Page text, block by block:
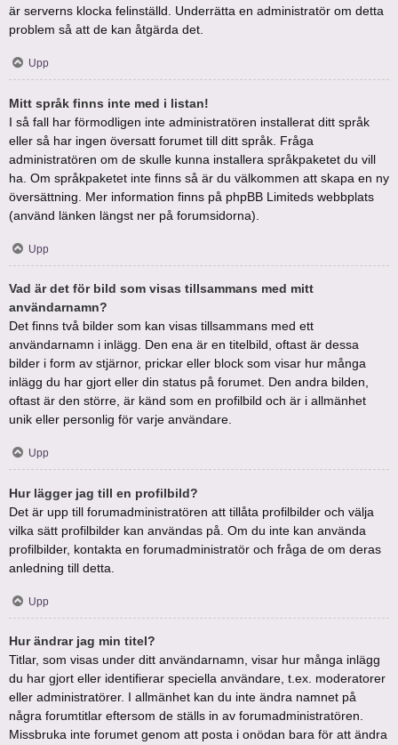
är serverns klocka felinställd. Underrätta en administratör om detta
problem så att de kan åtgärda det.
Upp
Mitt språk finns inte med i listan!
I så fall har förmodligen inte administratören installerat ditt språk
eller så har ingen översatt forumet till ditt språk. Fråga
administratören om de skulle kunna installera språkpaketet du vill
ha. Om språkpaketet inte finns så är du välkommen att skapa en ny
översättning. Mer information finns på phpBB Limiteds webbplats
(använd länken längst ner på forumsidorna).
Upp
Vad är det för bild som visas tillsammans med mitt
användarnamn?
Det finns två bilder som kan visas tillsammans med ett
användarnamn i inlägg. Den ena är en titelbild, oftast är dessa
bilder i form av stjärnor, prickar eller block som visar hur många
inlägg du har gjort eller din status på forumet. Den andra bilden,
oftast är den större, är känd som en profilbild och är i allmänhet
unik eller personlig för varje användare.
Upp
Hur lägger jag till en profilbild?
Det är upp till forumadministratören att tillåta profilbilder och välja
vilka sätt profilbilder kan användas på. Om du inte kan använda
profilbilder, kontakta en forumadministratör och fråga de om deras
anledning till detta.
Upp
Hur ändrar jag min titel?
Titlar, som visas under ditt användarnamn, visar hur många inlägg
du har gjort eller identifierar speciella användare, t.ex. moderatorer
eller administratörer. I allmänhet kan du inte ändra namnet på
några forumtitlar eftersom de ställs in av forumadministratören.
Missbruka inte forumet genom att posta i onödan bara för att ändra